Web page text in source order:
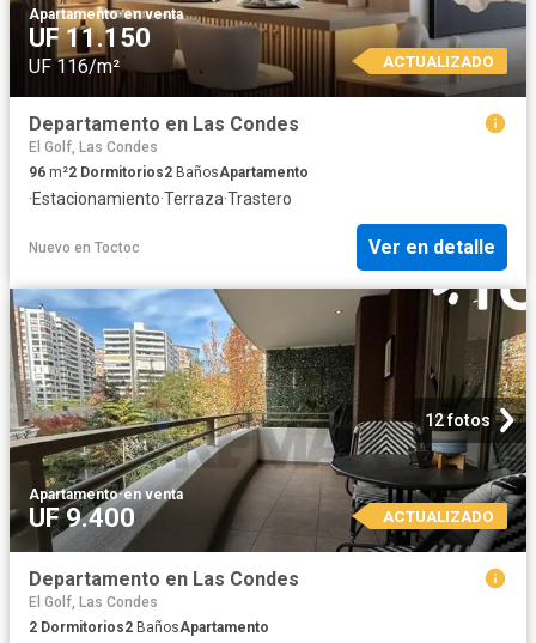
Apartamento·en venta
UF 11.150
UF 116/m² ACTUALIZADO
Departamento en Las Condes
El Golf, Las Condes
96 m²2 Dormitorios2 BañosApartamento
·Estacionamiento·Terraza·Trastero
Nuevo en Toctoc Ver en detalle
12 fotos
Apartamento·en venta
UF 9.400 ACTUALIZADO
Departamento en Las Condes
El Golf, Las Condes
2 Dormitorios2 BañosApartamento